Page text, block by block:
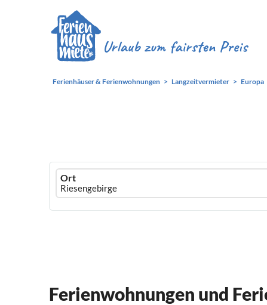
Ferienhäuser & Ferienwohnungen Langzeitvermieter Europa
Ferienhausmiete
logo
Ort
Ferienwohnungen und